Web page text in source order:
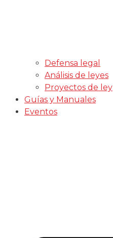
Defensa legal
Análisis de leyes
Proyectos de ley
Guías y Manuales
Eventos